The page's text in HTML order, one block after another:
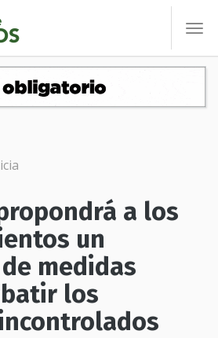
a los
un
medidas
los